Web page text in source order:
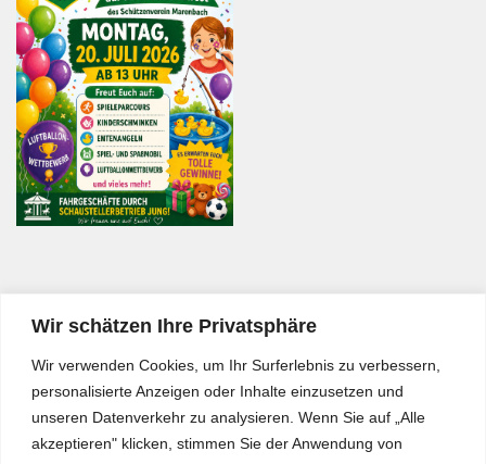
Wir schätzen Ihre Privatsphäre
Wir verwenden Cookies, um Ihr Surferlebnis zu verbessern,
personalisierte Anzeigen oder Inhalte einzusetzen und
unseren Datenverkehr zu analysieren. Wenn Sie auf „Alle
akzeptieren" klicken, stimmen Sie der Anwendung von